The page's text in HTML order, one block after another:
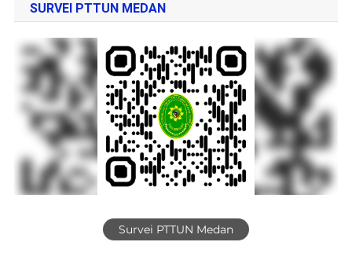
SURVEI PTTUN MEDAN
Survei PTTUN Medan